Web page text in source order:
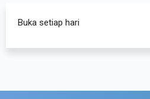
Buka setiap hari